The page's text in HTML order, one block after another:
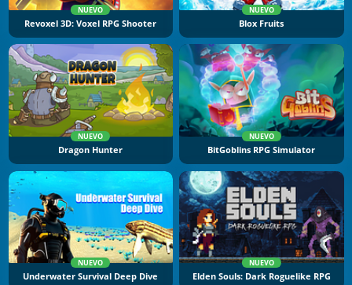
NUEVO
Revoxel 3D: Voxel RPG Shooter
NUEVO
Blox Fruits
NUEVO
Dragon Hunter
NUEVO
BitGoblins RPG Simulator
NUEVO
Underwater Survival Deep Dive
NUEVO
Elden Souls: Dark Roguelike RPG